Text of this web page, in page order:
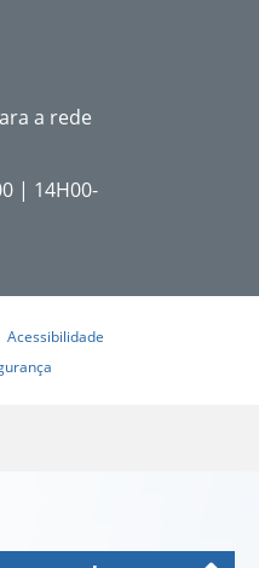
a rede
| 14H00-
Acessibilidade